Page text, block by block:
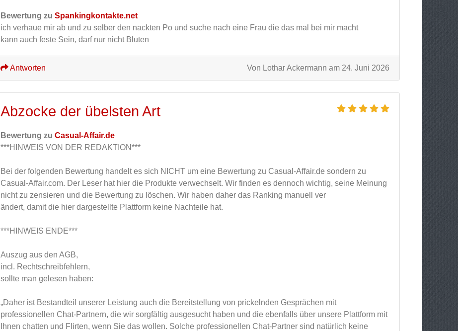
Bewertung zu Spankingkontakte.net
ich verhaue mir ab und zu selber den nackten Po und suche nach eine Frau die das mal bei mir macht
kann auch feste Sein, darf nur nicht Bluten
Von Lothar Ackermann am 24. Juni 2026
Antworten
Abzocke der übelsten Art
Bewertung zu Casual-Affair.de
***HINWEIS VON DER REDAKTION***
Bei der folgenden Bewertung handelt es sich NICHT um eine Bewertung zu Casual-Affair.de sondern zu
Casual-Affair.com. Der Leser hat hier die Produkte verwechselt. Wir finden es dennoch wichtig, seine Meinung
nicht zu zensieren und die Bewertung zu löschen. Wir haben daher das Ranking manuell ver
ändert, damit die hier dargestellte Plattform keine Nachteile hat.
***HINWEIS ENDE***
Auszug aus den AGB,
incl. Rechtschreibfehlern,
sollte man gelesen haben:
„Daher ist Bestandteil unserer Leistung auch die Bereitstellung von prickelnden Gesprächen mit
professionellen Chat-Partnern, die wir sorgfältig ausgesucht haben und die ebenfalls über unsere Plattform mit
Ihnen chatten und Flirten, wenn Sie das wollen. Solche professionellen Chat-Partner sind natürlich keine